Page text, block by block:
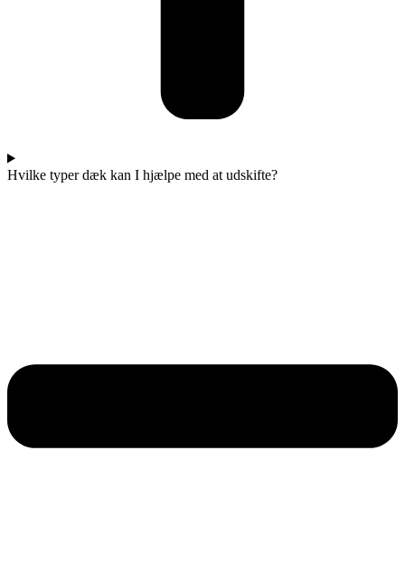
Hvilke typer dæk kan I hjælpe med at udskifte?